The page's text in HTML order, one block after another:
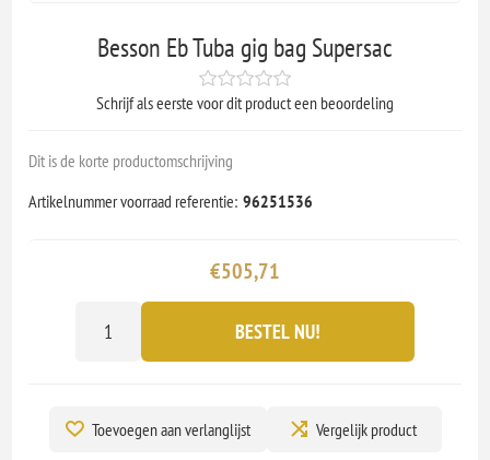
Besson Eb Tuba gig bag Supersac
Schrijf als eerste voor dit product een beoordeling
Dit is de korte productomschrijving
Artikelnummer voorraad referentie: 96251536
€505,71
BESTEL NU!
Toevoegen aan verlanglijst Vergelijk product